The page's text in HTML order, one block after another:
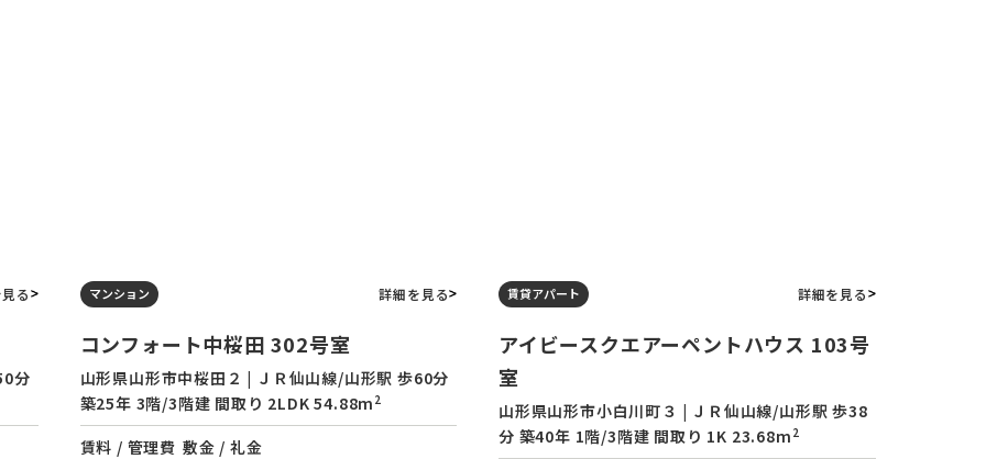
る
分
マンション 詳細を見る
コンフォート中桜田 302号室
山形県山形市中桜田２ | ＪＲ仙山線/山形駅 歩60分
築25年 3階/3階建 間取り 2LDK 54.88m 2
賃料 / 管理費 敷金 / 礼金
賃貸アパート 詳細を見る
アイビースクエアーペントハウス 103号
室
山形県山形市小白川町３ | ＪＲ仙山線/山形駅 歩38
分 築40年 1階/3階建 間取り 1K 23.68m 2